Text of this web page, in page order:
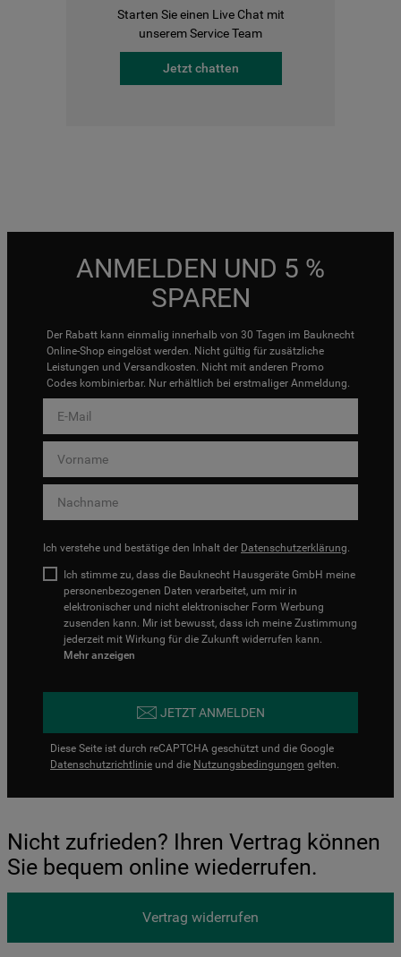
Starten Sie einen Live Chat mit
unserem Service Team
Jetzt chatten
ANMELDEN UND 5 %
SPAREN
Der Rabatt kann einmalig innerhalb von 30 Tagen im Bauknecht
Online-Shop eingelöst werden. Nicht gültig für zusätzliche
Leistungen und Versandkosten. Nicht mit anderen Promo
Codes kombinierbar. Nur erhältlich bei erstmaliger Anmeldung.
Ich verstehe und bestätige den Inhalt der Datenschutzerklärung.
Ich stimme zu, dass die Bauknecht Hausgeräte GmbH meine
personenbezogenen Daten verarbeitet, um mir in
elektronischer und nicht elektronischer Form Werbung
zusenden kann. Mir ist bewusst, dass ich meine Zustimmung
jederzeit mit Wirkung für die Zukunft widerrufen kann.
Mehr anzeigen
JETZT ANMELDEN
Diese Seite ist durch reCAPTCHA geschützt und die Google
Datenschutzrichtlinie und die Nutzungsbedingungen gelten.
Nicht zufrieden? Ihren Vertrag können
Sie bequem online wiederrufen.
Vertrag widerrufen